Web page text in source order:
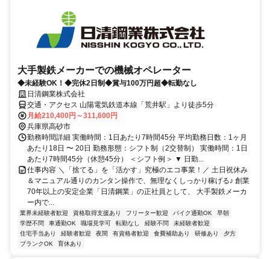
大手製鉄メーカーでの機械オペレーター
◆未経験OK！◆完休2日制◆賞与100万円超◆転勤なし
日清鋼業株式会社
交通・アクセス 山陽電気鉄道本線「荒井駅」より徒歩5分
月給210,400円～311,600円
兵庫県高砂市
勤務時間詳細 実働時間：1日あたり7時間45分 平均勤務日数：1ヶ月
あたり18日 〜 20日 勤務形態：シフト制（2交替制） 実働時間：1日
あたり7時間45分（休憩45分） ＜シフト例＞ ▼ 日勤...
仕事内容 ＼「捨てる」を「活かす」究極のエコ事業！／ 土日祝休み
＆マニュアル通りのカンタン操作で、無理なくしっかり稼げる♪ 創業
70年以上の安定企業「日清鋼業」の正社員として、 大手製鉄メーカ
ー内で...
業界未経験者歓迎 資格取得支援あり フリーター歓迎 バイク通勤OK
早朝
学歴不問
車通勤OK 職場見学可 転勤なし 経験不問
未経験者歓迎
住宅手当あり
経験者歓迎 夜間 有資格者歓迎 食費補助あり 研修あり
夕方
ブランクOK
育休あり